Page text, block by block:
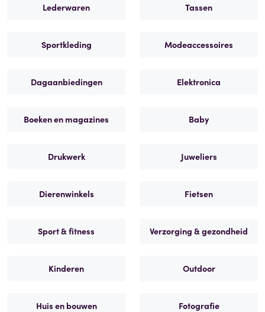
Lederwaren Tassen
Sportkleding Modeaccessoires
Dagaanbiedingen Elektronica
Boeken en magazines Baby
Drukwerk Juweliers
Dierenwinkels Fietsen
Sport & fitness Verzorging & gezondheid
Kinderen Outdoor
Huis en bouwen Fotografie